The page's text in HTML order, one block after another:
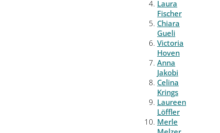
Laura
Fischer
Chiara
Gueli
Victoria
Hoven
Anna
Jakobi
Celina
Krings
Laureen
Löffler
Merle